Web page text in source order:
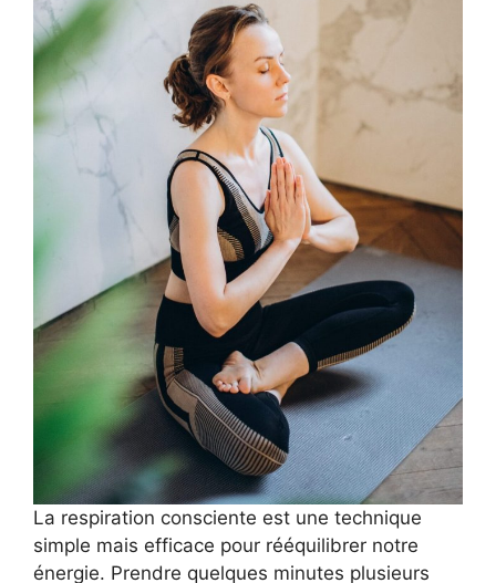
La respiration consciente est une technique
simple mais efficace pour rééquilibrer notre
énergie. Prendre quelques minutes plusieurs